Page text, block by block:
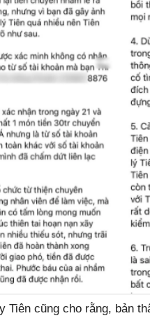
Tiên cũng cho rằng, bản